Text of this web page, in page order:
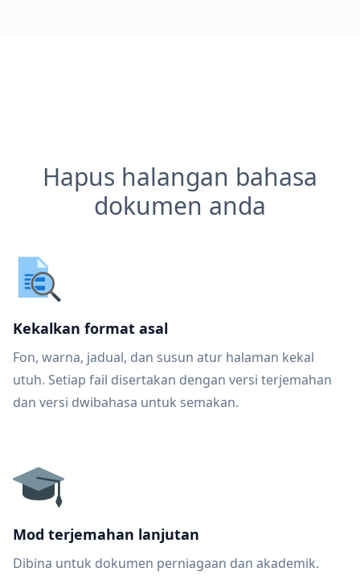
Hapus halangan bahasa
dokumen anda
Kekalkan format asal
Fon, warna, jadual, dan susun atur halaman kekal
utuh. Setiap fail disertakan dengan versi terjemahan
dan versi dwibahasa untuk semakan.
Mod terjemahan lanjutan
Dibina untuk dokumen perniagaan dan akademik.